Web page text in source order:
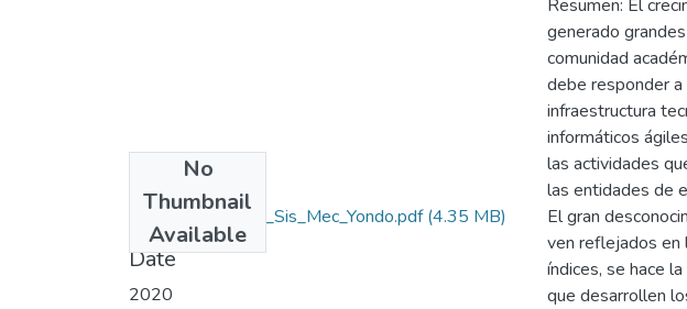
No
Thumbnail
Available
Rep_IUPB_Tec_Sis_Mec_Yondo.pdf(4.35 MB)
Date
2020
Resumen: El
generado
comunidad
debe responder
infraestructura
informáticos
las actividades
las entidades de
El gran
ven reflejados en
índices, se hace
que desarrollen